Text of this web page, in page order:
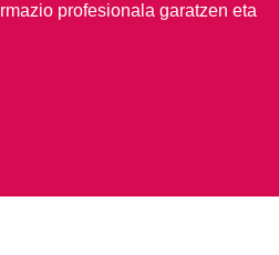
profesionala garatzen eta